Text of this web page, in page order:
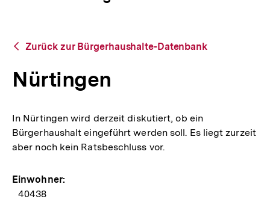
Zurück
Bürgerhaushalte-
Datenbank
Zurück zur Bürgerhaushalte-Datenbank
Nürtingen
In Nürtingen wird derzeit diskutiert, ob ein
Bürgerhaushalt eingeführt werden soll. Es liegt zurzeit
aber noch kein Ratsbeschluss vor.
Einwohner:
40438